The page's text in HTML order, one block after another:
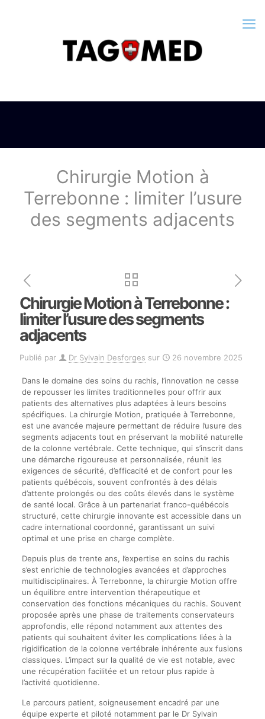
Chirurgie Motion à
Terrebonne : limiter l’usure
des segments adjacents
Chirurgie Motion à Terrebonne :
limiter l’usure des segments
adjacents
Publié par Dr Sylvain Desforges sur 26 novembre 2025
Dans le domaine des soins du rachis, l’innovation ne cesse
de repousser les limites traditionnelles pour offrir aux
patients des alternatives plus adaptées à leurs besoins
spécifiques. La chirurgie Motion, pratiquée à Terrebonne,
est une avancée majeure permettant de réduire l’usure des
segments adjacents tout en préservant la mobilité naturelle
de la colonne vertébrale. Cette technique, qui s’inscrit dans
une démarche rigoureuse et personnalisée, réunit les
exigences de sécurité, d’efficacité et de confort pour les
patients québécois, souvent confrontés à des délais
d’attente prolongés ou des coûts élevés dans le système
de santé local. Grâce à un partenariat franco-québécois
structuré, cette chirurgie innovante est accessible dans un
cadre international coordonné, garantissant un suivi
optimal et une prise en charge complète.
Depuis plus de trente ans, l’expertise en soins du rachis
s’est enrichie de technologies avancées et d’approches
multidisciplinaires. À Terrebonne, la chirurgie Motion offre
un équilibre entre intervention thérapeutique et
conservation des fonctions mécaniques du rachis. Souvent
proposée après une phase de traitements conservateurs
approfondis, elle répond notamment aux attentes des
patients qui souhaitent éviter les complications liées à la
rigidification de la colonne vertébrale inhérente aux fusions
classiques. L’impact sur la qualité de vie est notable, avec
une récupération facilitée et un retour plus rapide à
l’activité quotidienne.
Le parcours patient, soigneusement encadré par une
équipe experte et piloté notamment par le Dr Sylvain